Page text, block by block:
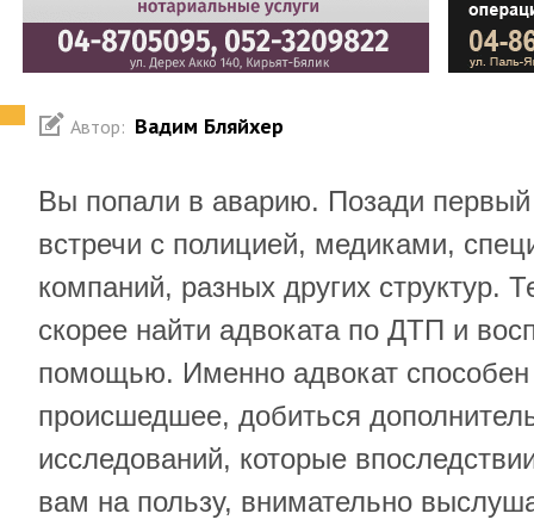
Автор: Вадим Бляйхер
Вы попали в аварию. Позади
встречи с полицией, медиками,
компаний, разных других структур.
скорее найти адвоката по ДТП и
помощью. Именно адвокат способен
происшедшее, добиться
исследований, которые
вам на пользу, внимательно